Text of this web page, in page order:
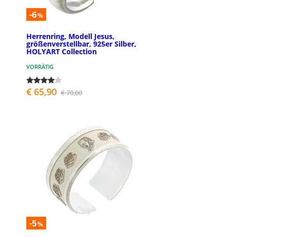
-6%
Herrenring, Modell Jesus,
größenverstellbar, 925er Silber,
HOLYART Collection
VORRÄTIG
€ 65,90 € 70,00
-5%